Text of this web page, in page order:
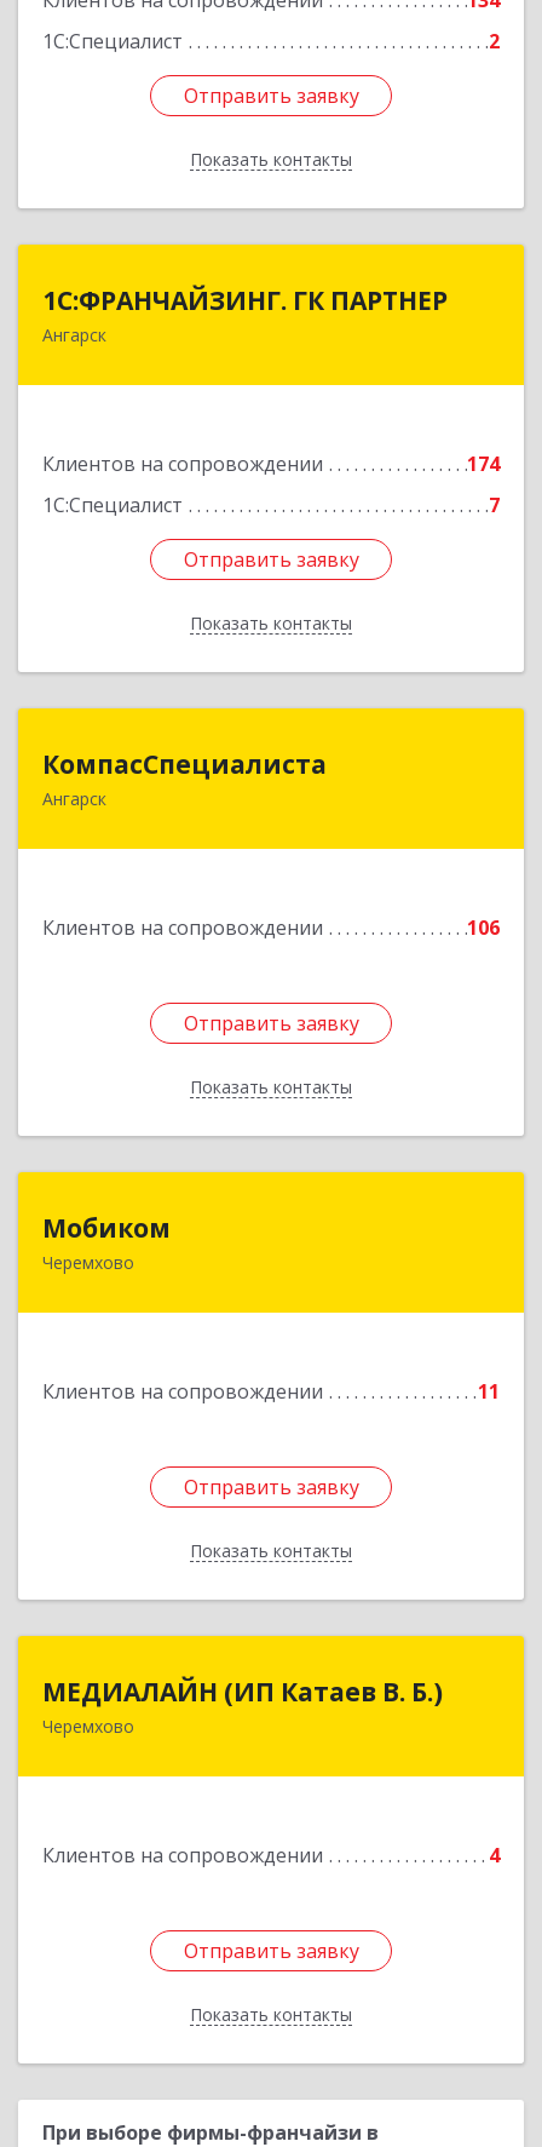
1С:Специалист
2
Отправить заявку
Показать контакты
Отправить заявку
Назад
1С:ФРАНЧАЙЗИНГ. ГК ПАРТНЕР
Ангарск
Клиентов на сопровождении
174
1С:Специалист
7
Отправить заявку
Показать контакты
1С:ФРАНЧАЙЗИНГ. ГК ПАРТНЕР
Отправить заявку
Назад
КомпасСпециалиста
Ангарск
Клиентов на сопровождении 106
Отправить заявку
Показать контакты
665826, Иркутская обл, Ангарск г, 12А мкр, дом
Отправить заявку
Назад
Мобиком
Черемхово
Клиентов на сопровождении 11
Отправить заявку
Показать контакты
Отправить заявку
Назад
МЕДИАЛАЙН (ИП Катаев В. Б.)
Черемхово
Клиентов на сопровождении 4
Отправить заявку
Показать контакты
МЕДИАЛАЙН (ИП Катаев В. Б.)
665413, Иркутская обл, Черемхово г, Ленина ул,
Отправить заявку
Назад
При выборе фирмы-франчайзи в